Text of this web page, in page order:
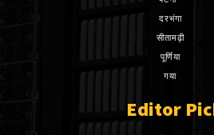
दरभंगा
सीतामढ़ी
पूर्णिया
गया
Editor